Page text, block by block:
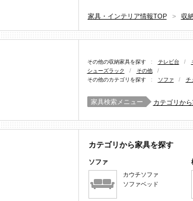
家具・インテリア情報TOP > 収
その他の収納家具を探す : テレビ台 /
シューズラック
/ その他
/
その他のカテゴリを探す
: ソファ / チ
家具検索メニュー カテゴリか
カテゴリから家具を探す
ソファ
カウチソファ
ソファベッド